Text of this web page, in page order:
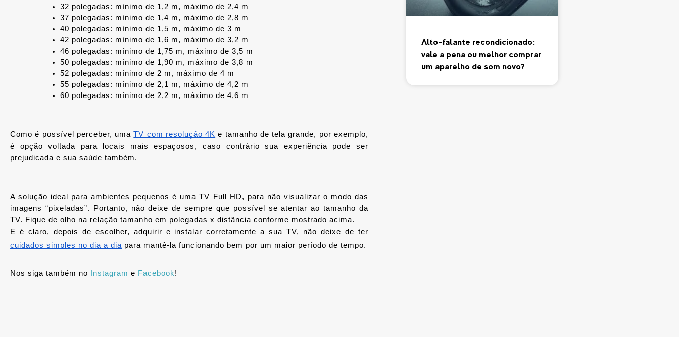
32 polegadas: mínimo de 1,2 m, máximo de 2,4 m
37 polegadas: mínimo de 1,4 m, máximo de 2,8 m
40 polegadas: mínimo de 1,5 m, máximo de 3 m
42 polegadas: mínimo de 1,6 m, máximo de 3,2 m
46 polegadas: mínimo de 1,75 m, máximo de 3,5 m
50 polegadas: mínimo de 1,90 m, máximo de 3,8 m
52 polegadas: mínimo de 2 m, máximo de 4 m
55 polegadas: mínimo de 2,1 m, máximo de 4,2 m
60 polegadas: mínimo de 2,2 m, máximo de 4,6 m
Como é possível perceber, uma TV com resolução 4K e tamanho de tela grande, por exemplo,
é opção voltada para locais mais espaçosos, caso contrário sua experiência pode ser
prejudicada e sua saúde também.
A solução ideal para ambientes pequenos é uma TV Full HD, para não visualizar o modo das
imagens “pixeladas”. Portanto, não deixe de sempre que possível se atentar ao tamanho da
TV. Fique de olho na relação tamanho em polegadas x distância conforme mostrado acima.
cuidados simples no dia a dia para mantê-la funcionando bem por um maior período de tempo.
Nos siga também no Instagram e Facebook!
Alto-falante recondicionado:
vale a pena ou melhor comprar
um aparelho de som novo?